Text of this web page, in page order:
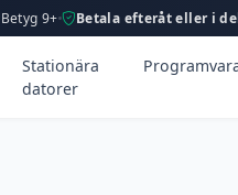
Betyg 9+ Betala efteråt eller i
Stationära
datorer